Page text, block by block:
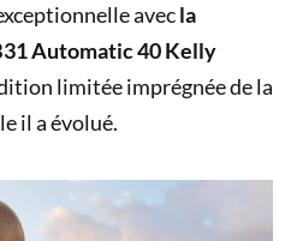
avecla
Automatic 40 Kelly
limitée imprégnée de la
il a évolué.